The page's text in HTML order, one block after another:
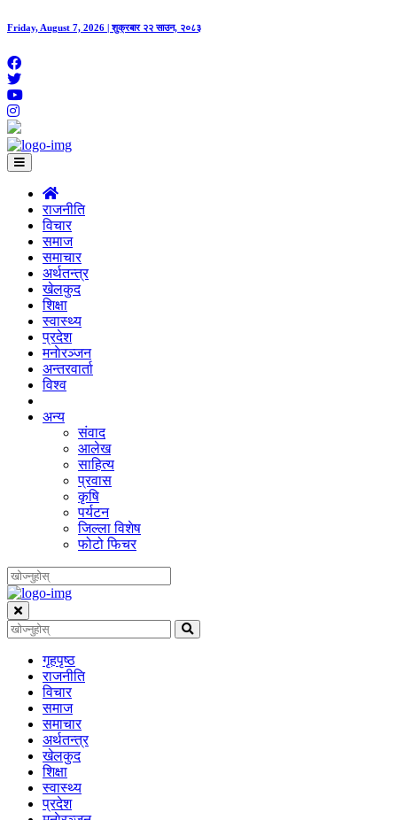
Friday, August 7, 2026 | शुक्रबार २२ साउन, २०८३
राजनीति
विचार
समाज
समाचार
अर्थतन्त्र
खेलकुद
शिक्षा
स्वास्थ्य
प्रदेश
मनाेरञ्जन
अन्तरवार्ता
विश्व
अन्य
संवाद
आलेख
साहित्य
प्रवास
कृषि
पर्यटन
जिल्ला विशेष
फोटो फिचर
गृहपृष्‍ठ
राजनीति
विचार
समाज
समाचार
अर्थतन्त्र
खेलकुद
शिक्षा
स्वास्थ्य
प्रदेश